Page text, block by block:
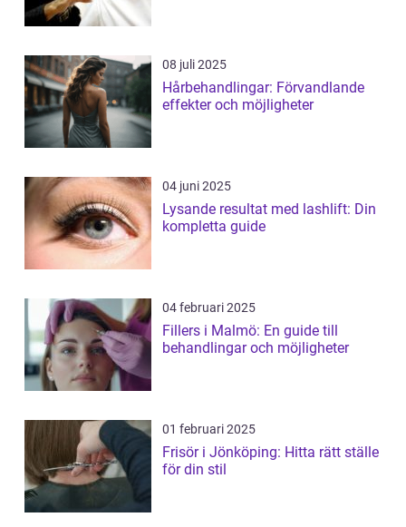
08 juli 2025
Hårbehandlingar: Förvandlande
effekter och möjligheter
04 juni 2025
Lysande resultat med lashlift: Din
kompletta guide
04 februari 2025
Fillers i Malmö: En guide till
behandlingar och möjligheter
01 februari 2025
Frisör i Jönköping: Hitta rätt ställe
för din stil